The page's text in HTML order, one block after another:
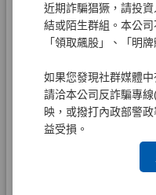
近期詐騙猖獗，請投
結或陌生群組。本公
「領取飆股」、「明
如果您發現社群媒體
請洽本公司反詐騙專
映，或撥打內政部警
益受損。